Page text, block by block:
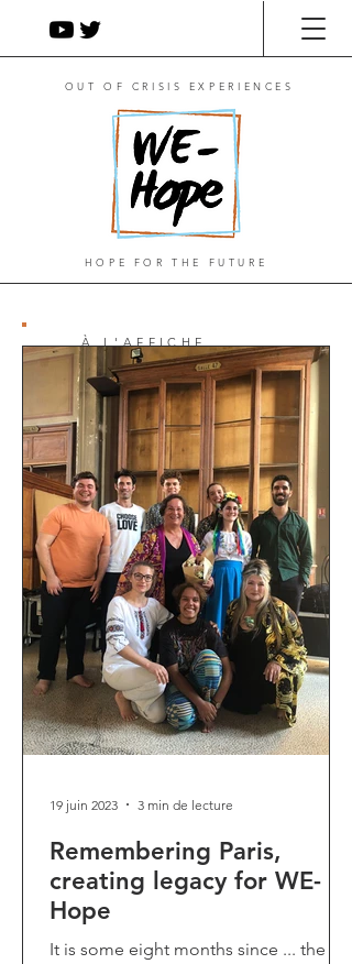
OUT OF CRISIS EXPERIENCES
HOPE FOR THE FUTURE
Remembering Paris,
creating legacy for WE-
Hope
It is some eight months since ... the
19 juin 2023 3 min de lecture
À L'AFFICHE